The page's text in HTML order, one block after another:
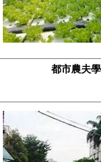
都市農夫